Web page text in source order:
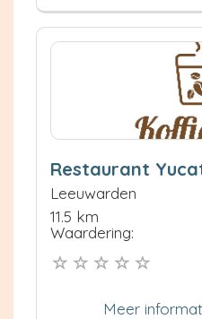
Restaurant
Leeuwarden
11.5 km
Waardering:
Meer